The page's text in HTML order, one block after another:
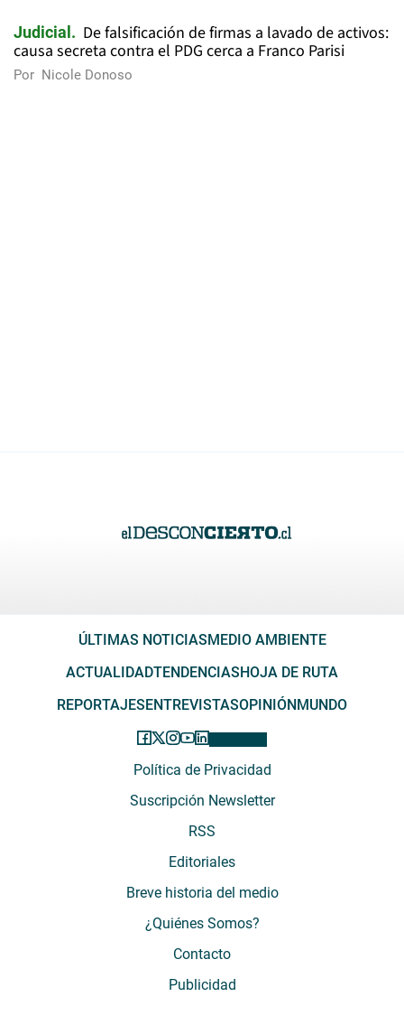
Judicial
De falsificación de firmas a lavado de activos:
causa secreta contra el PDG cerca a Franco Parisi
Por Nicole Donoso
ÚLTIMAS NOTICIASMEDIO AMBIENTE
ACTUALIDADTENDENCIASHOJA DE RUTA
REPORTAJESENTREVISTASOPINIÓNMUNDO
Política de Privacidad
Suscripción Newsletter
RSS
Editoriales
Breve historia del medio
¿Quiénes Somos?
Contacto
Publicidad